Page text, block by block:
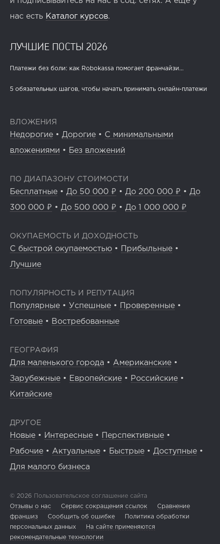
нас есть Каталог курсов.
ЛУЧШИЕ ПОСТЫ 2026
Платежи без боли: как Robokassa помогает франчайзи...
5 обязательных шагов, чтобы начать принимать онлайн-платежи
ВЛОЖЕНИЯ
Недорогие • Дорогие • С минимальными
вложениями • Без вложений
ПО ДИАПАЗОНУ СТОИМОСТИ
Бесплатные • До 50 000 ₽ • До 200 000 ₽ • До
300 000 ₽ • До 500 000 ₽ • До 1 000 000 ₽
ОКУПАЕМОСТЬ И ДОХОДНОСТЬ
С быстрой окупаемостью • Прибыльные •
Лучшие
ПОПУЛЯРНОСТЬ И РЕПУТАЦИЯ
Популярные • Успешные • Проверенные •
Готовые • Востребованные
ГЕОГРАФИЯ
Для маленького города • Американские •
Зарубежные • Европейские • Российские •
Китайские
ДРУГОЕ
Новые • Интересные • Перспективные •
Рабочие • Актуальные • Быстрые • Доступные •
Для малого бизнеса
© 2026 Пользовательское соглашение сайта
Отзывы о нас
Сервис сокращения ссылок
Сравнение
франшиз
Сообщить об ошибке
Политика обработки
персональных данных
На сайте применяются
рекомендательные технологии